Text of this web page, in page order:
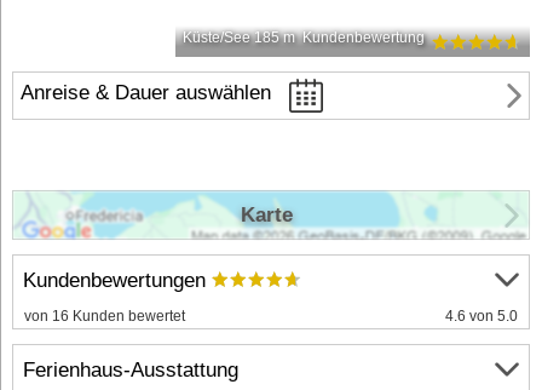
Küste/See 185 m Kundenbewertung
Anreise & Dauer auswählen
Kundenbewertungen
von 16 Kunden bewertet 4.6 von 5.0
Ferienhaus-Ausstattung
Karte